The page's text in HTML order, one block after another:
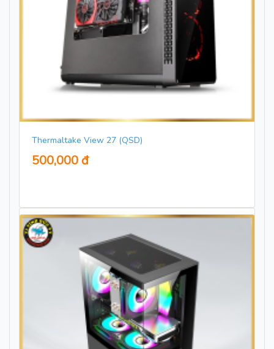
Thermaltake View 27 (QSD)
500,000 đ